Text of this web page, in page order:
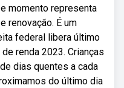
momento representa
renovação. É um
federal libera último
renda 2023. Crianças
dias quentes a cada
do último dia